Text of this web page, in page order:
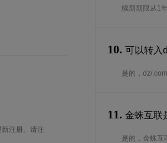
注册。请注
续期期限从1
10. 可以转入
是的，dz/
11. 金蛛互联
是的，金蛛互